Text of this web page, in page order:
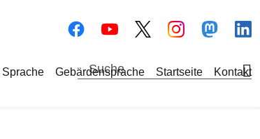
BilddateiBilddatei
Sprache Gebärdensprache Startseite Kontakt